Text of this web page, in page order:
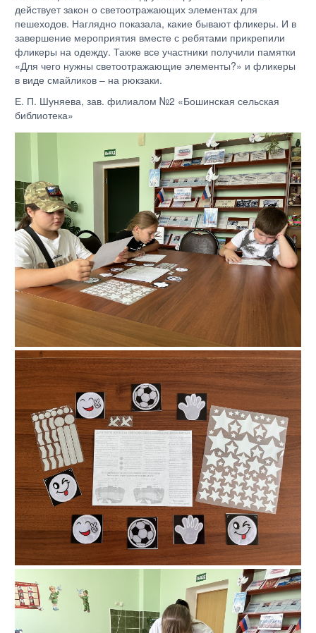
действует закон о светоотражающих элементах для
пешеходов. Наглядно показала, какие бывают фликеры. И в
завершение мероприятия вместе с ребятами прикрепили
фликеры на одежду. Также все участники получили памятки
«Для чего нужны светоотражающие элементы?» и фликеры
в виде смайликов – на рюкзаки.
Е. П. Шуняева, зав. филиалом №2 «Бошинская сельская
библиотека»